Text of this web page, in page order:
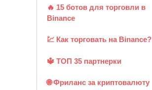
🔥 15 ботов для торговли в
Binance
💹 Как торговать на Binance?
🔱 ТОП 35 партнерки
🌐 Фриланс за криптовалюту